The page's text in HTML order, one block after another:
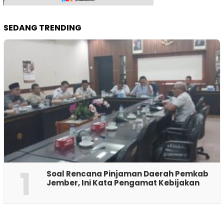
SEDANG TRENDING
1
‎Soal Rencana Pinjaman Daerah Pemkab
Jember, Ini Kata Pengamat Kebijakan ‎